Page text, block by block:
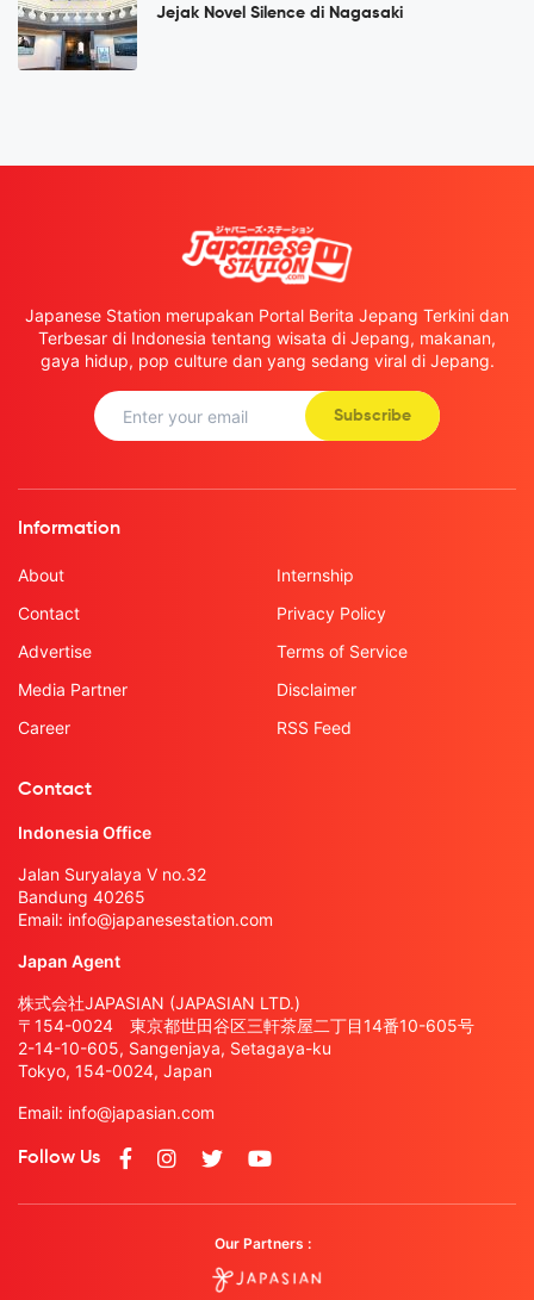
Jejak Novel Silence di Nagasaki
Japanese Station merupakan Portal Berita Jepang Terkini dan
Terbesar di Indonesia tentang wisata di Jepang, makanan,
gaya hidup, pop culture dan yang sedang viral di Jepang.
Subscribe
Information
About
Contact
Advertise
Media Partner
Career
Internship
Privacy Policy
Terms of Service
Disclaimer
RSS Feed
Contact
Indonesia Office
Jalan Suryalaya V no.32
Bandung 40265
Email: info@japanesestation.com
Japan Agent
株式会社JAPASIAN (JAPASIAN LTD.)
〒154-0024 東京都世田谷区三軒茶屋二丁目14番10-605号
2-14-10-605, Sangenjaya, Setagaya-ku
Tokyo, 154-0024, Japan
Email: info@japasian.com
Follow Us
Our Partners :